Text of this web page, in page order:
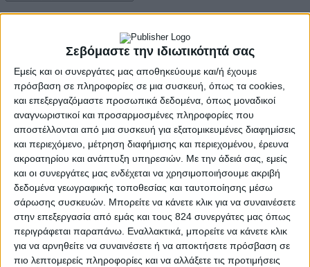
Σεβόμαστε την ιδιωτικότητά σας
Εμείς και οι συνεργάτες μας αποθηκεύουμε και/ή έχουμε
πρόσβαση σε πληροφορίες σε μια συσκευή, όπως τα cookies,
και επεξεργαζόμαστε προσωπικά δεδομένα, όπως μοναδικοί
αναγνωριστικοί και προσαρμοσμένες πληροφορίες που
αποστέλλονται από μια συσκευή για εξατομικευμένες διαφημίσεις
και περιεχόμενο, μέτρηση διαφήμισης και περιεχομένου, έρευνα
ακροατηρίου και ανάπτυξη υπηρεσιών. Με την άδειά σας, εμείς
και οι συνεργάτες μας ενδέχεται να χρησιμοποιήσουμε ακριβή
δεδομένα γεωγραφικής τοποθεσίας και ταυτοποίησης μέσω
σάρωσης συσκευών. Μπορείτε να κάνετε κλικ για να συναινέσετε
στην επεξεργασία από εμάς και τους 824 συνεργάτες μας όπως
περιγράφεται παραπάνω. Εναλλακτικά, μπορείτε να κάνετε κλικ
για να αρνηθείτε να συναινέσετε ή να αποκτήσετε πρόσβαση σε
πιο λεπτομερείς πληροφορίες και να αλλάξετε τις προτιμήσεις